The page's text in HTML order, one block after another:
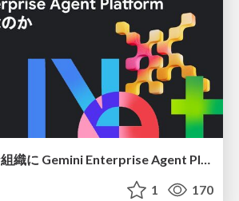
AI ネイティブな組織に Gemini Enterprise Agent Platform がなぜ必要なのか
1 170